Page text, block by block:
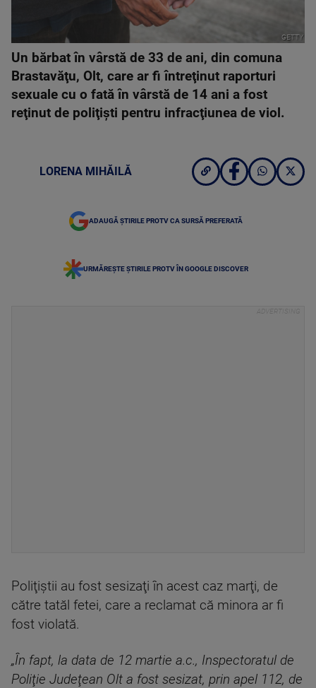
GETTY
Un bărbat în vârstă de 33 de ani, din comuna
Brastavăţu, Olt, care ar fi întreţinut raporturi
sexuale cu o fată în vârstă de 14 ani a fost
reţinut de poliţişti pentru infracţiunea de viol.
LORENA MIHĂILĂ
ADAUGĂ ȘTIRILE PROTV CA SURSĂ PREFERATĂ
URMĂREȘTE ȘTIRILE PROTV ÎN GOOGLE DISCOVER
Poliţiştii au fost sesizaţi în acest caz marţi, de
către tatăl fetei, care a reclamat că minora ar fi
fost violată.
„În fapt, la data de 12 martie a.c., Inspectoratul de
Poliţie Judeţean Olt a fost sesizat, prin apel 112, de